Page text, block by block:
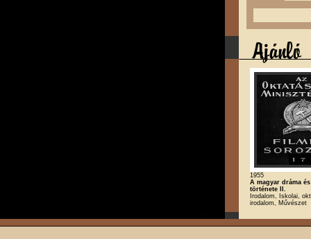
1955
A magyar dráma
története II.
Irodalom, Iskolai,
irodalom, Művészet